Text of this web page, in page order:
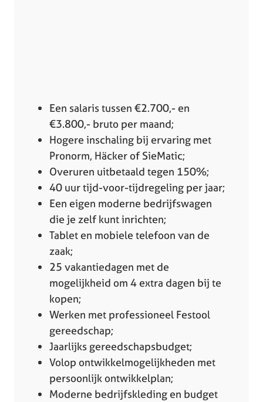
Een salaris tussen €2.700,- en
€3.800,- bruto per maand;
Hogere inschaling bij ervaring met
Pronorm, Häcker of SieMatic;
Overuren uitbetaald tegen 150%;
40 uur tijd-voor-tijdregeling per jaar;
Een eigen moderne bedrijfswagen
die je zelf kunt inrichten;
Tablet en mobiele telefoon van de
zaak;
25 vakantiedagen met de
mogelijkheid om 4 extra dagen bij te
kopen;
Werken met professioneel Festool
gereedschap;
Jaarlijks gereedschapsbudget;
Volop ontwikkelmogelijkheden met
persoonlijk ontwikkelplan;
Moderne bedrijfskleding en budget